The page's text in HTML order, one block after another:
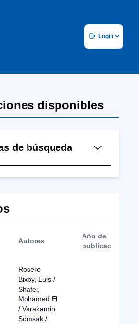
Login
disponibles
de búsqueda
Autores
Año de
publicación
Rosero
Bixby, Luis /
Shafei,
Mohamed El
/ Varakamin,
Somsak /